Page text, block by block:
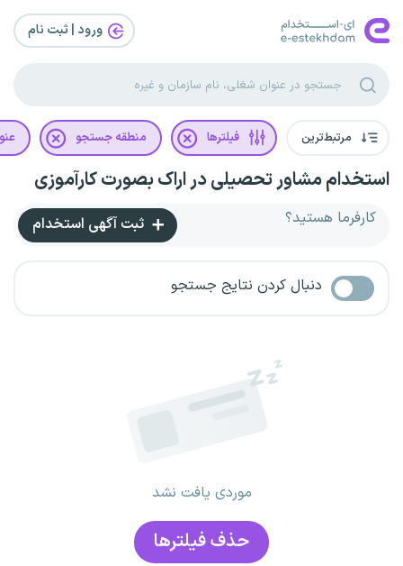
ورود | ثبت‌ نام
مرتبط‌ترین فیلترها منطقه جستجو
استخدام مشاور تحصیلی در اراک بصورت کارآموزی
کارفرما هستید؟ ثبت آگهی استخدام
دنبال کردن نتایج جستجو
موردی یافت نشد
حذف فیلتر‌ها